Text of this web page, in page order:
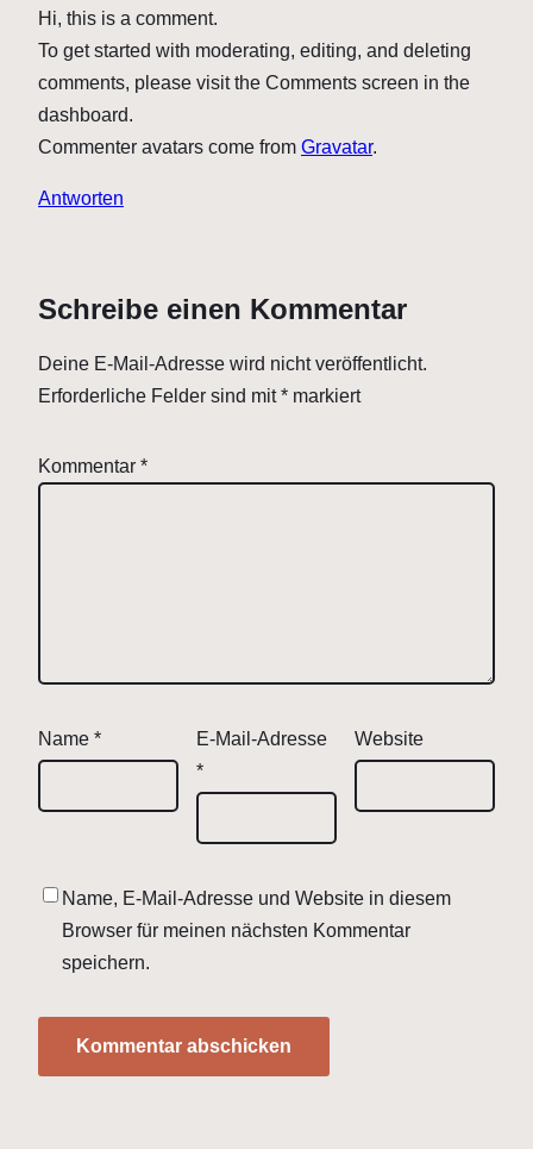
Hi, this is a comment.
To get started with moderating, editing, and deleting
comments, please visit the Comments screen in the
dashboard.
Commenter avatars come from Gravatar.
Antworten
Schreibe einen Kommentar
Deine E-Mail-Adresse wird nicht veröffentlicht.
Erforderliche Felder sind mit* markiert
Kommentar *
Name *
E-Mail-Adresse
*
Website
Name, E-Mail-Adresse und Website in diesem
Browser für meinen nächsten Kommentar
speichern.